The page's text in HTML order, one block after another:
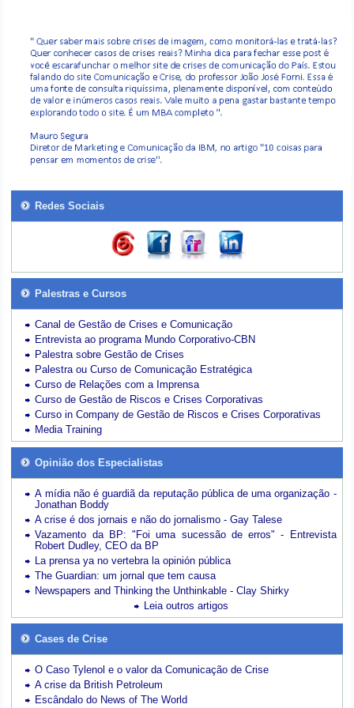
Redes Sociais
Palestras e Cursos
Canal de Gestão de Crises e Comunicação
Entrevista ao programa Mundo Corporativo-CBN
Palestra sobre Gestão de Crises
Palestra ou Curso de Comunicação Estratégica
Curso de Relações com a Imprensa
Curso de Gestão de Riscos e Crises Corporativas
Curso in Company de Gestão de Riscos e Crises Corporativas
Media Training
Opinião dos Especialistas
A mídia não é guardiã da reputação pública de uma organização -
Jonathan Boddy
A crise é dos jornais e não do jornalismo - Gay Talese
Vazamento da BP: "Foi uma sucessão de erros" - Entrevista
Robert Dudley, CEO da BP
La prensa ya no vertebra la opinión pública
The Guardian: um jornal que tem causa
Newspapers and Thinking the Unthinkable - Clay Shirky
Leia outros artigos
Cases de Crise
O Caso Tylenol e o valor da Comunicação de Crise
A crise da British Petroleum
Escândalo do News of The World